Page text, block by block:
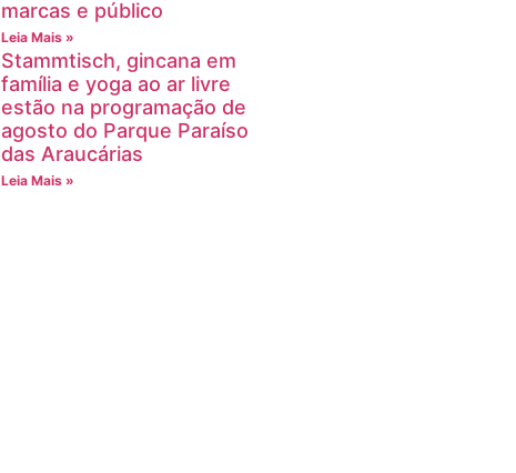
marcas e público
Leia Mais »
Stammtisch, gincana em
família e yoga ao ar livre
estão na programação de
agosto do Parque Paraíso
das Araucárias
Leia Mais »